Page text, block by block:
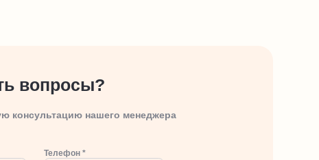
вопросы?
консультацию нашего менеджера
Телефон *